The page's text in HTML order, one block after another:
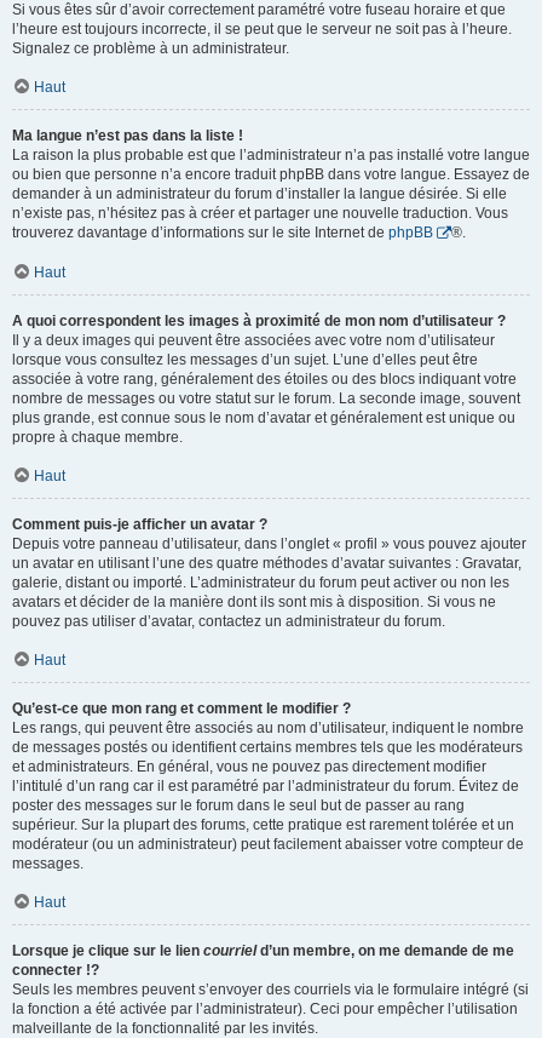
Si vous êtes sûr d’avoir correctement paramétré votre fuseau horaire et que
l’heure est toujours incorrecte, il se peut que le serveur ne soit pas à l’heure.
Signalez ce problème à un administrateur.
Haut
Ma langue n’est pas dans la liste !
La raison la plus probable est que l’administrateur n’a pas installé votre langue
ou bien que personne n’a encore traduit phpBB dans votre langue. Essayez de
demander à un administrateur du forum d’installer la langue désirée. Si elle
n’existe pas, n’hésitez pas à créer et partager une nouvelle traduction. Vous
trouverez davantage d’informations sur le site Internet de phpBB ®.
Haut
A quoi correspondent les images à proximité de mon nom d’utilisateur ?
Il y a deux images qui peuvent être associées avec votre nom d’utilisateur
lorsque vous consultez les messages d’un sujet. L’une d’elles peut être
associée à votre rang, généralement des étoiles ou des blocs indiquant votre
nombre de messages ou votre statut sur le forum. La seconde image, souvent
plus grande, est connue sous le nom d’avatar et généralement est unique ou
propre à chaque membre.
Haut
Comment puis-je afficher un avatar ?
Depuis votre panneau d’utilisateur, dans l’onglet « profil » vous pouvez ajouter
un avatar en utilisant l’une des quatre méthodes d’avatar suivantes : Gravatar,
galerie, distant ou importé. L’administrateur du forum peut activer ou non les
avatars et décider de la manière dont ils sont mis à disposition. Si vous ne
pouvez pas utiliser d’avatar, contactez un administrateur du forum.
Haut
Qu’est-ce que mon rang et comment le modifier ?
Les rangs, qui peuvent être associés au nom d’utilisateur, indiquent le nombre
de messages postés ou identifient certains membres tels que les modérateurs
et administrateurs. En général, vous ne pouvez pas directement modifier
l’intitulé d’un rang car il est paramétré par l’administrateur du forum. Évitez de
poster des messages sur le forum dans le seul but de passer au rang
supérieur. Sur la plupart des forums, cette pratique est rarement tolérée et un
modérateur (ou un administrateur) peut facilement abaisser votre compteur de
messages.
Haut
Lorsque je clique sur le lien courrield’un membre, on me demande de me
connecter !?
Seuls les membres peuvent s’envoyer des courriels via le formulaire intégré (si
la fonction a été activée par l’administrateur). Ceci pour empêcher l’utilisation
malveillante de la fonctionnalité par les invités.